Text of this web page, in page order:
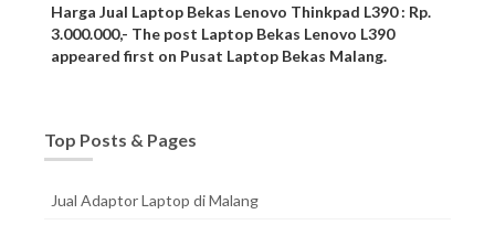
Harga Jual Laptop Bekas Lenovo Thinkpad L390 : Rp.
3.000.000,- The post Laptop Bekas Lenovo L390
appeared first on Pusat Laptop Bekas Malang.
Top Posts & Pages
Jual Adaptor Laptop di Malang